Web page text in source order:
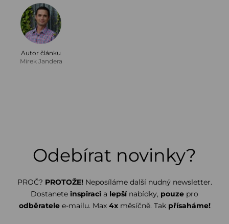
Autor článku
Mirek Jandera
Odebírat novinky?
PROČ? PROTOŽE! Neposíláme další nudný newsletter.
Dostanete inspiraci a lepšínabídky, pouze pro
odběratelee-mailu. Max 4xměsíčně. Tak přísaháme!